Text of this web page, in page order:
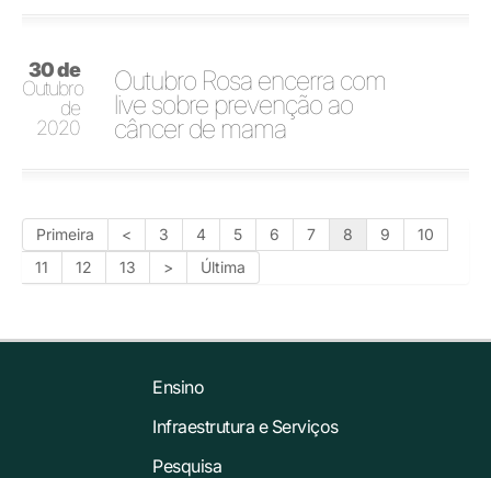
30 de
Outubro
de
2020
Outubro Rosa encerra com
live sobre prevenção ao
câncer de mama
Primeira < 3 4 5 6 7 8 9
10
11
12 13 > Última
Ensino
Infraestrutura e Serviços
Pesquisa